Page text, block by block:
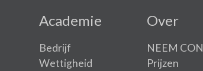
Academie
Bedrijf
Wettigheid
Over
NEEM
Prijzen